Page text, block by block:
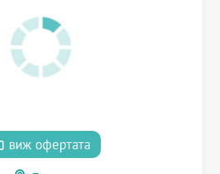
виж офертата